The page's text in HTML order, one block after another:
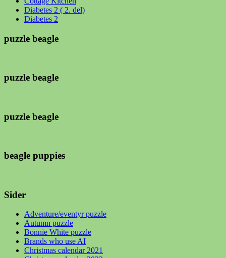
Diabetes 2 ( 2. del)
Diabetes 2
puzzle beagle
puzzle beagle
puzzle beagle
beagle puppies
Sider
Adventure/eventyr puzzle
Autumn puzzle
Bonnie White puzzle
Brands who use AI
Christmas calendar 2021